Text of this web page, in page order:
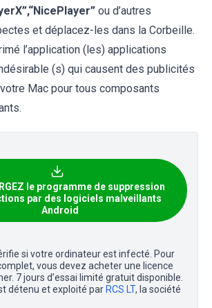
ou d’autres
et déplacez-les dans la Corbeille.
l’application (les) applications
(s) qui causent des publicités
Mac pour tous composants
le programme de suppression
par des logiciels malveillants
Android
si votre ordinateur est infecté. Pour
vous devez acheter une licence
7 jours d’essai limité gratuit disponible.
détenu et exploité par RCS LT, la société